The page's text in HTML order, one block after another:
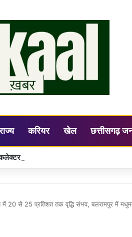
करियर खेल छत्तीसगढ़
डॉ. गौरव सिंह ने ली समय-सीमा फॉलोअप
20 से 25 प्रतिशत तक वृद्धि संभव, बलरामपुर में